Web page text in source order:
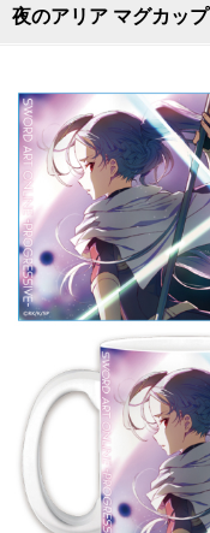
夜のアリア マグカップ